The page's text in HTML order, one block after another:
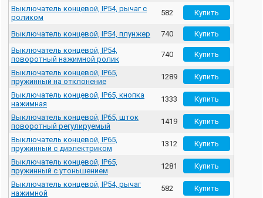
Выключатель концевой, IP54, рычаг с
роликом
582
Выключатель концевой, IP54, плунжер
740
Выключатель концевой, IP54,
поворотный нажимной ролик
740
Выключатель концевой, IP65,
пружинный на отклонение
1289
Выключатель концевой, IP65, кнопка
нажимная
1333
Выключатель концевой, IP65, шток
поворотный регулируемый
1419
Выключатель концевой, IP65,
пружинный с диэлектриком
1312
Выключатель концевой, IP65,
пружинный с утоньшением
1281
Выключатель концевой, IP54, рычаг
нажимной
582